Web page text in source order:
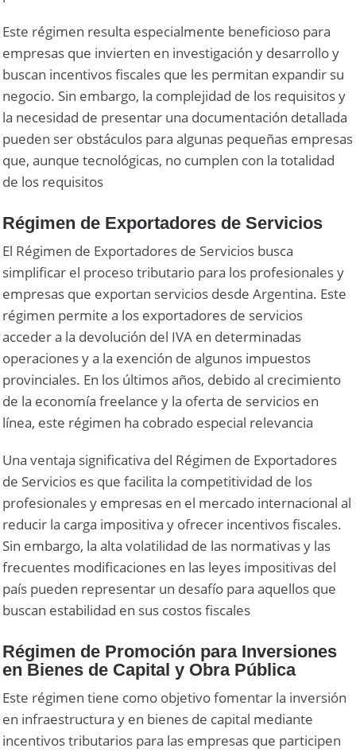
Este régimen resulta especialmente beneficioso para
empresas que invierten en investigación y desarrollo y
buscan incentivos fiscales que les permitan expandir su
negocio. Sin embargo, la complejidad de los requisitos y
la necesidad de presentar una documentación detallada
pueden ser obstáculos para algunas pequeñas empresas
que, aunque tecnológicas, no cumplen con la totalidad
de los requisitos
Régimen de Exportadores de Servicios
El Régimen de Exportadores de Servicios busca
simplificar el proceso tributario para los profesionales y
empresas que exportan servicios desde Argentina. Este
régimen permite a los exportadores de servicios
acceder a la devolución del IVA en determinadas
operaciones y a la exención de algunos impuestos
provinciales. En los últimos años, debido al crecimiento
de la economía freelance y la oferta de servicios en
línea, este régimen ha cobrado especial relevancia
Una ventaja significativa del Régimen de Exportadores
de Servicios es que facilita la competitividad de los
profesionales y empresas en el mercado internacional al
reducir la carga impositiva y ofrecer incentivos fiscales.
Sin embargo, la alta volatilidad de las normativas y las
frecuentes modificaciones en las leyes impositivas del
país pueden representar un desafío para aquellos que
buscan estabilidad en sus costos fiscales
Régimen de Promoción para Inversiones
en Bienes de Capital y Obra Pública
Este régimen tiene como objetivo fomentar la inversión
en infraestructura y en bienes de capital mediante
incentivos tributarios para las empresas que participen